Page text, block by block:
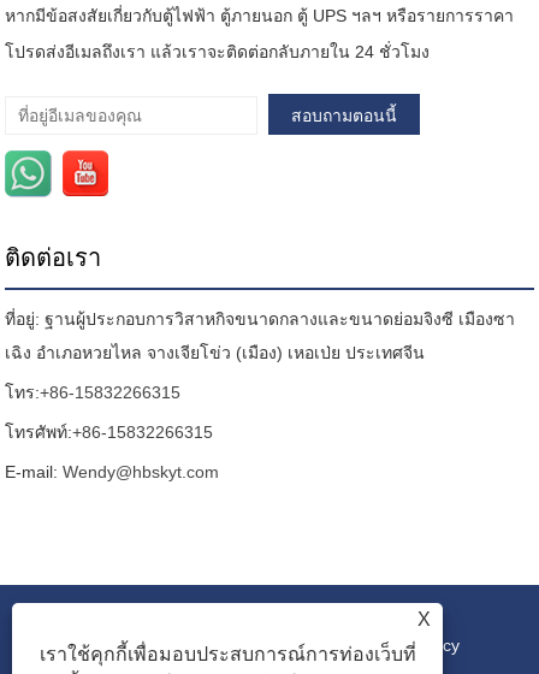
หากมีข้อสงสัยเกี่ยวกับตู้ไฟฟ้า ตู้ภายนอก ตู้ UPS ฯลฯ หรือรายการราคา
โปรดส่งอีเมลถึงเรา แล้วเราจะติดต่อกลับภายใน 24 ชั่วโมง
ติดต่อเรา
ที่อยู่: ฐานผู้ประกอบการวิสาหกิจขนาดกลางและขนาดย่อมจิงซี เมืองซา
เฉิง อำเภอหวยไหล จางเจียโข่ว (เมือง) เหอเป่ย ประเทศจีน
โทร:+86-15832266315
โทรศัพท์:+86-15832266315
E-mail:Wendy@hbskyt.com
ลิงค์ |Sitemap | RSS XML | Privacy Policy
X
เราใช้คุกกี้เพื่อมอบประสบการณ์การท่องเว็บที่